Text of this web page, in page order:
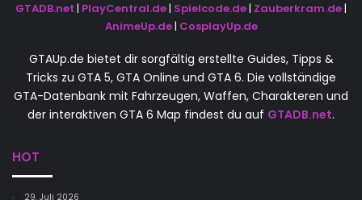
GTADB.net | PlayCentral.de| Spielcode.de| Zauberkram.de|
AnimeUp.de| CosplayUp.de
GTAUp.de bietet dir sorgfältig erstellte Guides, Tipps &
Tricks zu GTA 5, GTA Online und GTA 6. Die vollständige
GTA-Datenbank mit Fahrzeugen, Waffen, Charakteren und
der interaktiven GTA 6 Map findest du auf GTADB.net.
HOT
29. Juli 2026